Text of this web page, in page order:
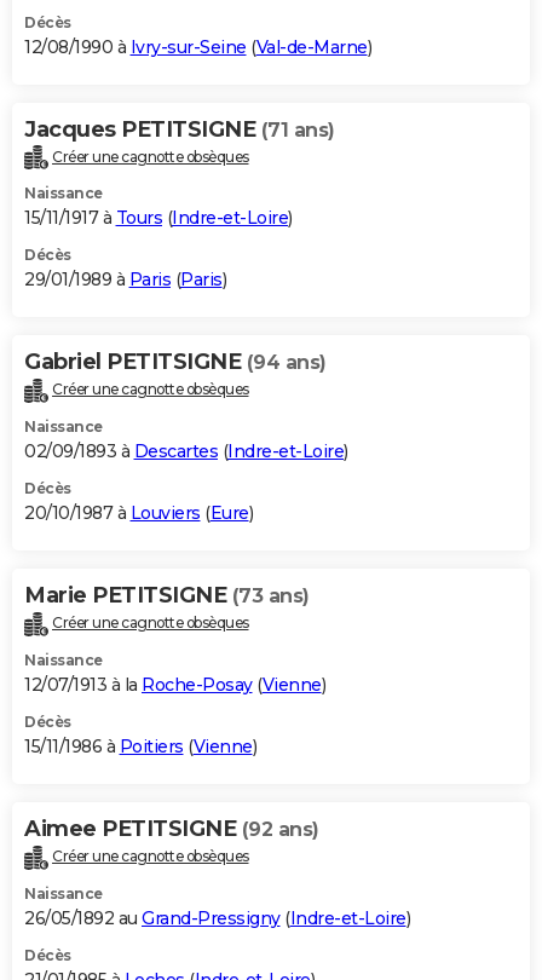
Décès
12/08/1990 à Ivry-sur-Seine (Val-de-Marne)
Jacques PETITSIGNE (71 ans)
Créer une cagnotte obsèques
Naissance
15/11/1917 à Tours (Indre-et-Loire)
Décès
29/01/1989 à Paris (Paris)
Gabriel PETITSIGNE (94 ans)
Créer une cagnotte obsèques
Naissance
02/09/1893 à Descartes (Indre-et-Loire)
Décès
20/10/1987 à Louviers (Eure)
Marie PETITSIGNE (73 ans)
Créer une cagnotte obsèques
Naissance
12/07/1913 à la Roche-Posay(Vienne)
Décès
15/11/1986 à Poitiers (Vienne)
Aimee PETITSIGNE (92 ans)
Créer une cagnotte obsèques
Naissance
26/05/1892 au Grand-Pressigny(Indre-et-Loire)
Décès